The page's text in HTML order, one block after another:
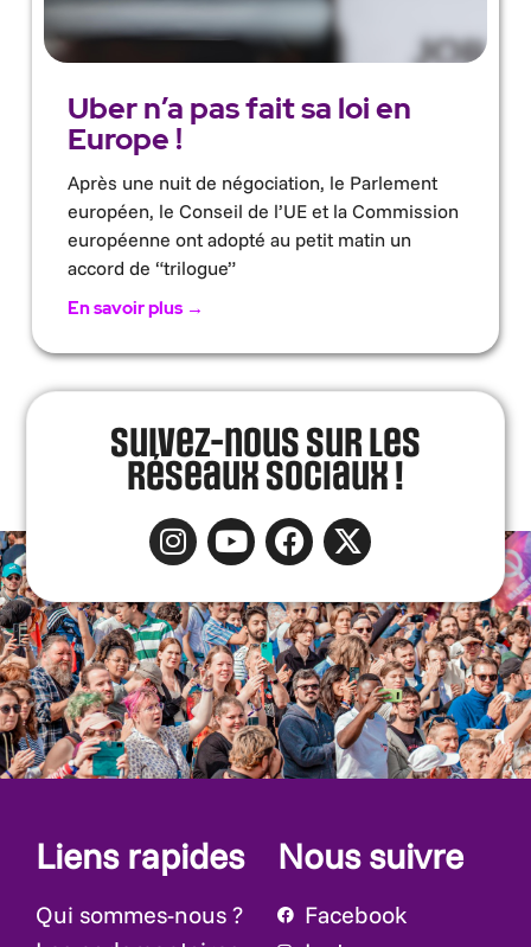
Uber n’a pas fait sa loi en
Europe !
Après une nuit de négociation, le Parlement
européen, le Conseil de l’UE et la Commission
européenne ont adopté au petit matin un
accord de “trilogue”
En savoir plus →
Suivez-nous sur les
réseaux sociaux !
Liens rapides
Qui sommes-nous ?
Nous suivre
Facebook